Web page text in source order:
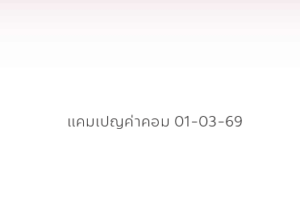
แคมเปญค่าคอม 01-03-69